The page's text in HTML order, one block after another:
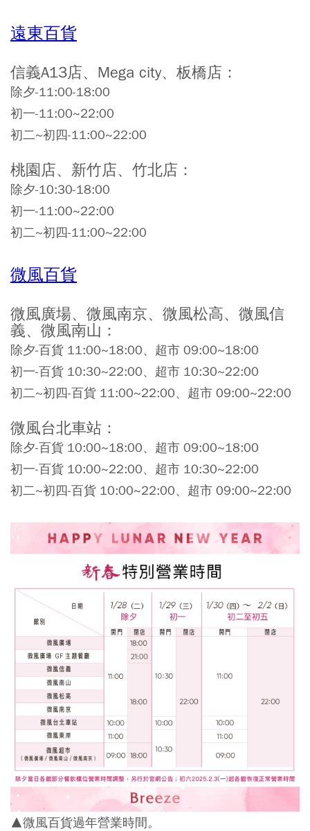
遠東百貨
信義A13店、Mega city、板橋店：
除夕-11:00-18:00
初一-11:00~22:00
初二~初四-11:00~22:00
桃園店、新竹店、竹北店：
除夕-10:30-18:00
初一-11:00~22:00
初二~初四-11:00~22:00
微風百貨
微風廣場、微風南京、微風松高、微風信
義、微風南山：
除夕-百貨 11:00~18:00、超市 09:00~18:00
初一-百貨 10:30~22:00、超市 10:30~22:00
初二~初四-百貨 11:00~22:00、超市 09:00~22:00
微風台北車站：
除夕-百貨 10:00~18:00、超市 09:00~18:00
初一-百貨 10:00~22:00、超市 10:30~22:00
初二~初四-百貨 10:00~22:00、超市 09:00~22:00
▲微風百貨過年營業時間。